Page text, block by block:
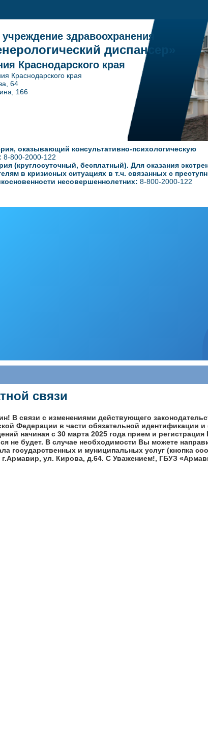
здравоохранения
диспансер»
Краснодарского края
Краснодарского края
64
166
оказывающий консультативно-психологическую
8-800-2000-122
(круглосуточный, бесплатный). Для оказания
в кризисных ситуациях в т.ч. связанных с
несовершеннолетних: 8-800-2000-122
связи
В связи с изменениями действующего
Федерации в части обязательной идентификации
начиная с 30 марта 2025 года прием и
не будет. В случае необходимости Вы можете
государственных и муниципальных услуг (кнопка
ул. Кирова, д.64. С Уважением!, ГБУЗ